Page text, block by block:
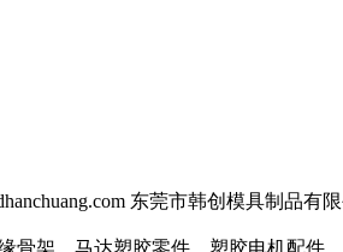
东莞市韩创模具制品有
骨架、马达塑胶零件、塑胶电机配件